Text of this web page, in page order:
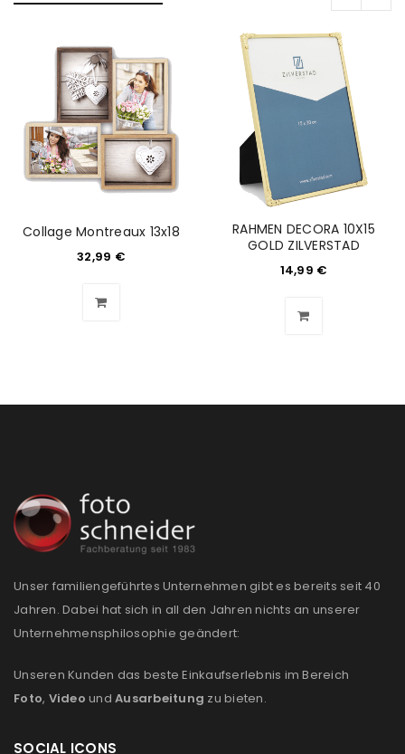
ANMELDEN
Anmeldeformular geschützt durch
PASSWORT VERGESSEN?
REGISTRIEREN
Collage Montreaux 13x18
32,99 €
RAHMEN DECORA 10X15
GOLD ZILVERSTAD
14,99 €
Unser familiengeführtes Unternehmen gibt es bereits seit 40
Jahren. Dabei hat sich in all den Jahren nichts an unserer
Unternehmensphilosophie geändert:
Unseren Kunden das beste Einkaufserlebnis im Bereich
Foto, Video und Ausarbeitung zu bieten.
SOCIAL ICONS